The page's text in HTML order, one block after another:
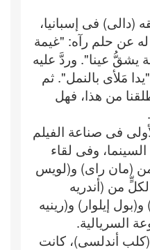
(دالى) فى إسبانيا،
له عن حلم رآه: "غيمة
يشقُّ عينا". وردَّ عليه
مَلأى بالنمل". ثم
من هذا، فهل
فى صناعة الفيلم
وفى لقاء
من (مان راى) و(لويس
من (أندريه
إيلوار) و(رينيه
السريالية.
أندلسى)، كانت